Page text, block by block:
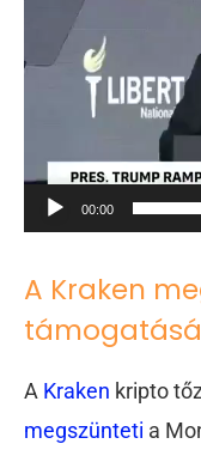
00:00
A Kraken
A Kraken kripto
megszünteti a